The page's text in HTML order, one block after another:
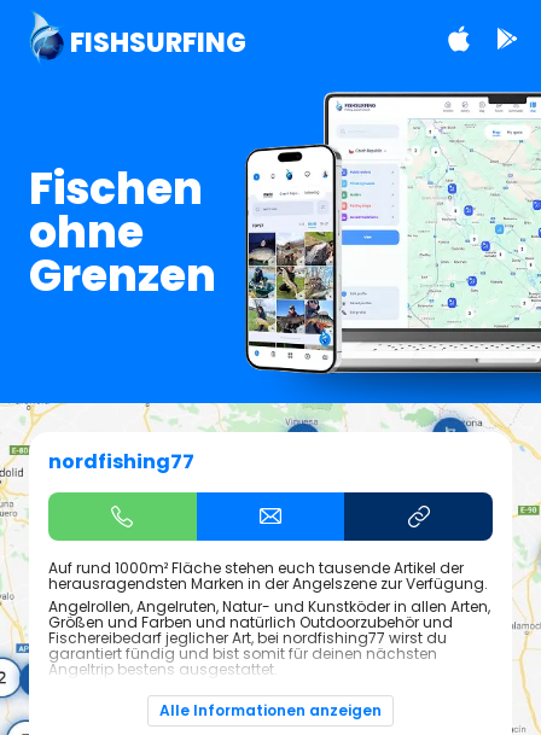
FISHSURFING
Fischen
ohne
Grenzen
nordfishing77
Auf rund 1000m² Fläche stehen euch tausende Artikel der
herausragendsten Marken in der Angelszene zur Verfügung.
Angelrollen, Angelruten, Natur- und Kunstköder in allen Arten,
Größen und Farben und natürlich Outdoorzubehör und
Fischereibedarf jeglicher Art, bei nordfishing77 wirst du
garantiert fündig und bist somit für deinen nächsten
Angeltrip bestens ausgestattet.
Unser Team aus Spezialisten ist stehts darum bemüht dich
bei allen Fragen bestens zu beraten, damit du zufrieden,
informiert und perfekt ausgestattet deinen nächsten Drill
Alle Informationen anzeigen